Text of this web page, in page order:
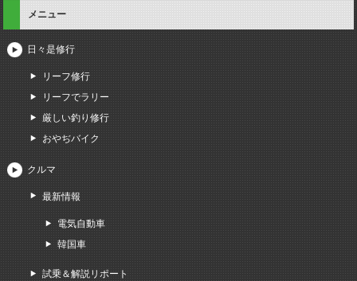
メニュー
日々是修行
リーフ修行
リーフでラリー
厳しい釣り修行
おやぢバイク
クルマ
最新情報
電気自動車
韓国車
試乗＆解説リポート